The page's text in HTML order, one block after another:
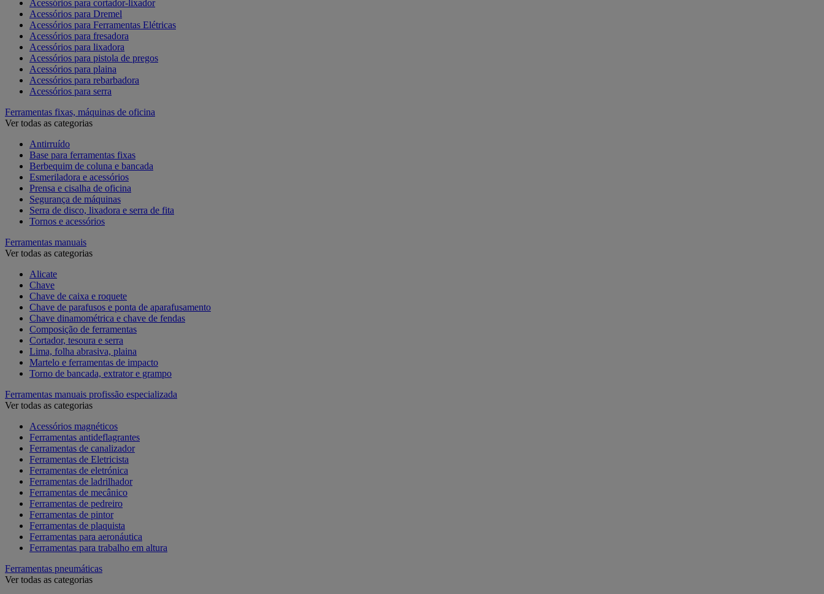
Acessórios para cortador-lixador
Acessórios para Dremel
Acessórios para Ferramentas Elétricas
Acessórios para fresadora
Acessórios para lixadora
Acessórios para pistola de pregos
Acessórios para plaina
Acessórios para rebarbadora
Acessórios para serra
Ferramentas fixas, máquinas de oficina
Ver todas as categorias
Antirruído
Base para ferramentas fixas
Berbequim de coluna e bancada
Esmeriladora e acessórios
Prensa e cisalha de oficina
Segurança de máquinas
Serra de disco, lixadora e serra de fita
Tornos e acessórios
Ferramentas manuais
Ver todas as categorias
Alicate
Chave
Chave de caixa e roquete
Chave de parafusos e ponta de aparafusamento
Chave dinamométrica e chave de fendas
Composição de ferramentas
Cortador, tesoura e serra
Lima, folha abrasiva, plaina
Martelo e ferramentas de impacto
Torno de bancada, extrator e grampo
Ferramentas manuais profissão especializada
Ver todas as categorias
Acessórios magnéticos
Ferramentas antideflagrantes
Ferramentas de canalizador
Ferramentas de Eletricista
Ferramentas de eletrónica
Ferramentas de ladrilhador
Ferramentas de mecânico
Ferramentas de pedreiro
Ferramentas de pintor
Ferramentas de plaquista
Ferramentas para aeronáutica
Ferramentas para trabalho em altura
Ferramentas pneumáticas
Ver todas as categorias